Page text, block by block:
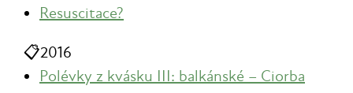
Resuscitace?
📋2016
Polévky z kvásku III: balkánské – Ciorba